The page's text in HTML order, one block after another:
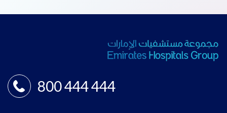
800 444 444